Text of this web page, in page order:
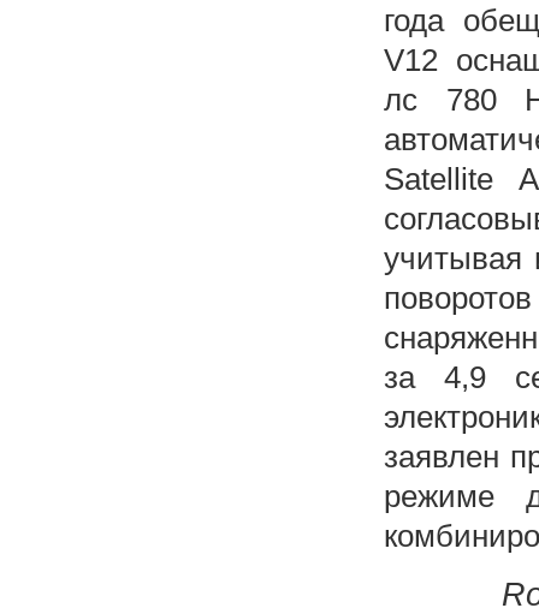
года
V12
лс 780
Satellite
учитывая
за 4,9
заявлен
режиме